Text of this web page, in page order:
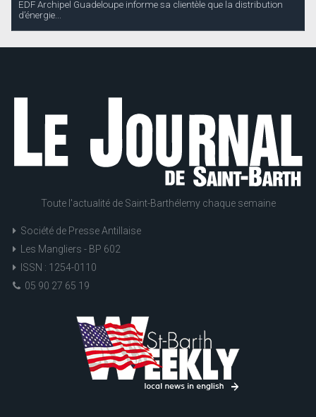
EDF Archipel Guadeloupe informe sa clientèle que la distribution
d’énergie...
Toute l'actualité de Saint-Barthélemy chaque semaine
Société de Presse Antillaise
Les Mangliers - BP 602
ISSN : 1254-0110
05 90 27 65 19